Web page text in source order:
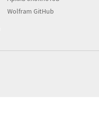
Wolfram GitHub